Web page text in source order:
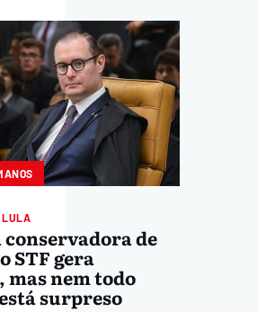
LULA
de
STF gera
nem todo
surpreso